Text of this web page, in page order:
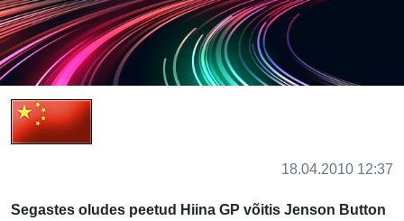
18.04.2010 12:37
Segastes oludes peetud Hiina GP võitis Jenson Button